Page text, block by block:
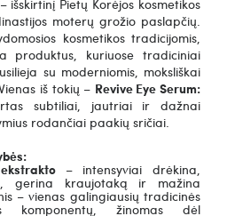
moterų grožio paslapčių.
kosmetikos tradicijomis,
produktus, kuriuose tradiciniai
su moderniomis, moksliškai
iš tokių – Revive Eye Serum:
subtiliai, jautriai ir dažnai
rodančiai paakių sričiai.
– intensyviai drėkina,
gerina kraujotaką ir mažina
– vienas galingiausių tradicinės
komponentų, žinomas dėl